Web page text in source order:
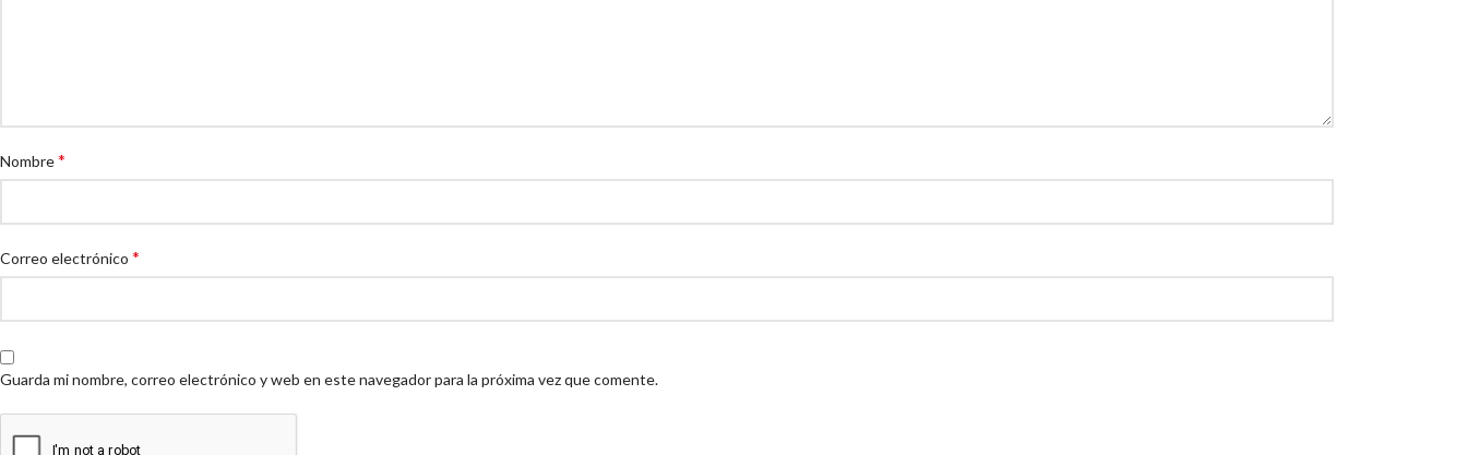
Nombre*
Correo electrónico *
Guarda mi nombre, correo electrónico y web en este navegador para la próxima vez que comente.